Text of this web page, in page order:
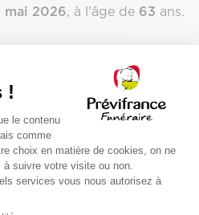
mai 2026, à l’âge de 63 ans.
jeudi 4 juin 2026 à